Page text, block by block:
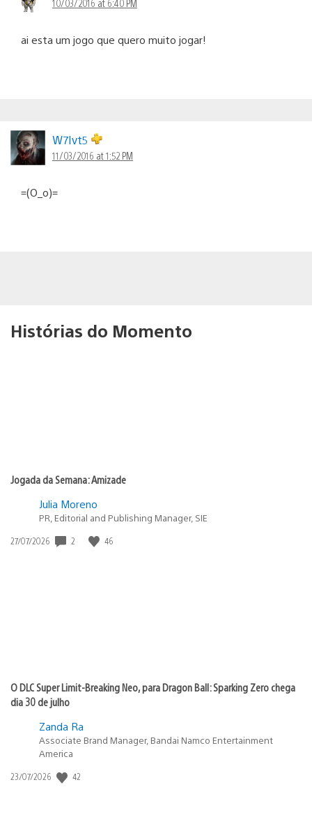
10/03/2016 at 6:40 PM
ai esta um jogo que quero muito jogar!
W7Ivt5
11/03/2016 at 1:52 PM
=(O_o)=
Histórias do Momento
Jogada da Semana: Amizade
Julia Moreno
PR, Editorial and Publishing Manager, SIE
Data
27/07/2026 2 46
O DLC Super Limit-Breaking Neo, para Dragon Ball: Sparking Zero chega
dia 30 de julho
Zanda Ra
Associate Brand Manager, Bandai Namco Entertainment
America
Data
23/07/2026 42